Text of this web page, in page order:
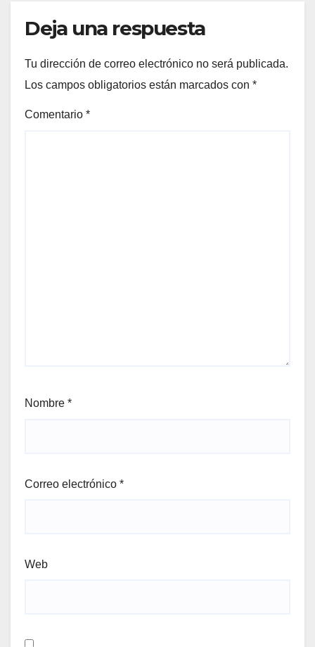
Deja una respuesta
Tu dirección de correo electrónico no será publicada.
Los campos obligatorios están marcados con *
Comentario *
Nombre *
Correo electrónico *
Web